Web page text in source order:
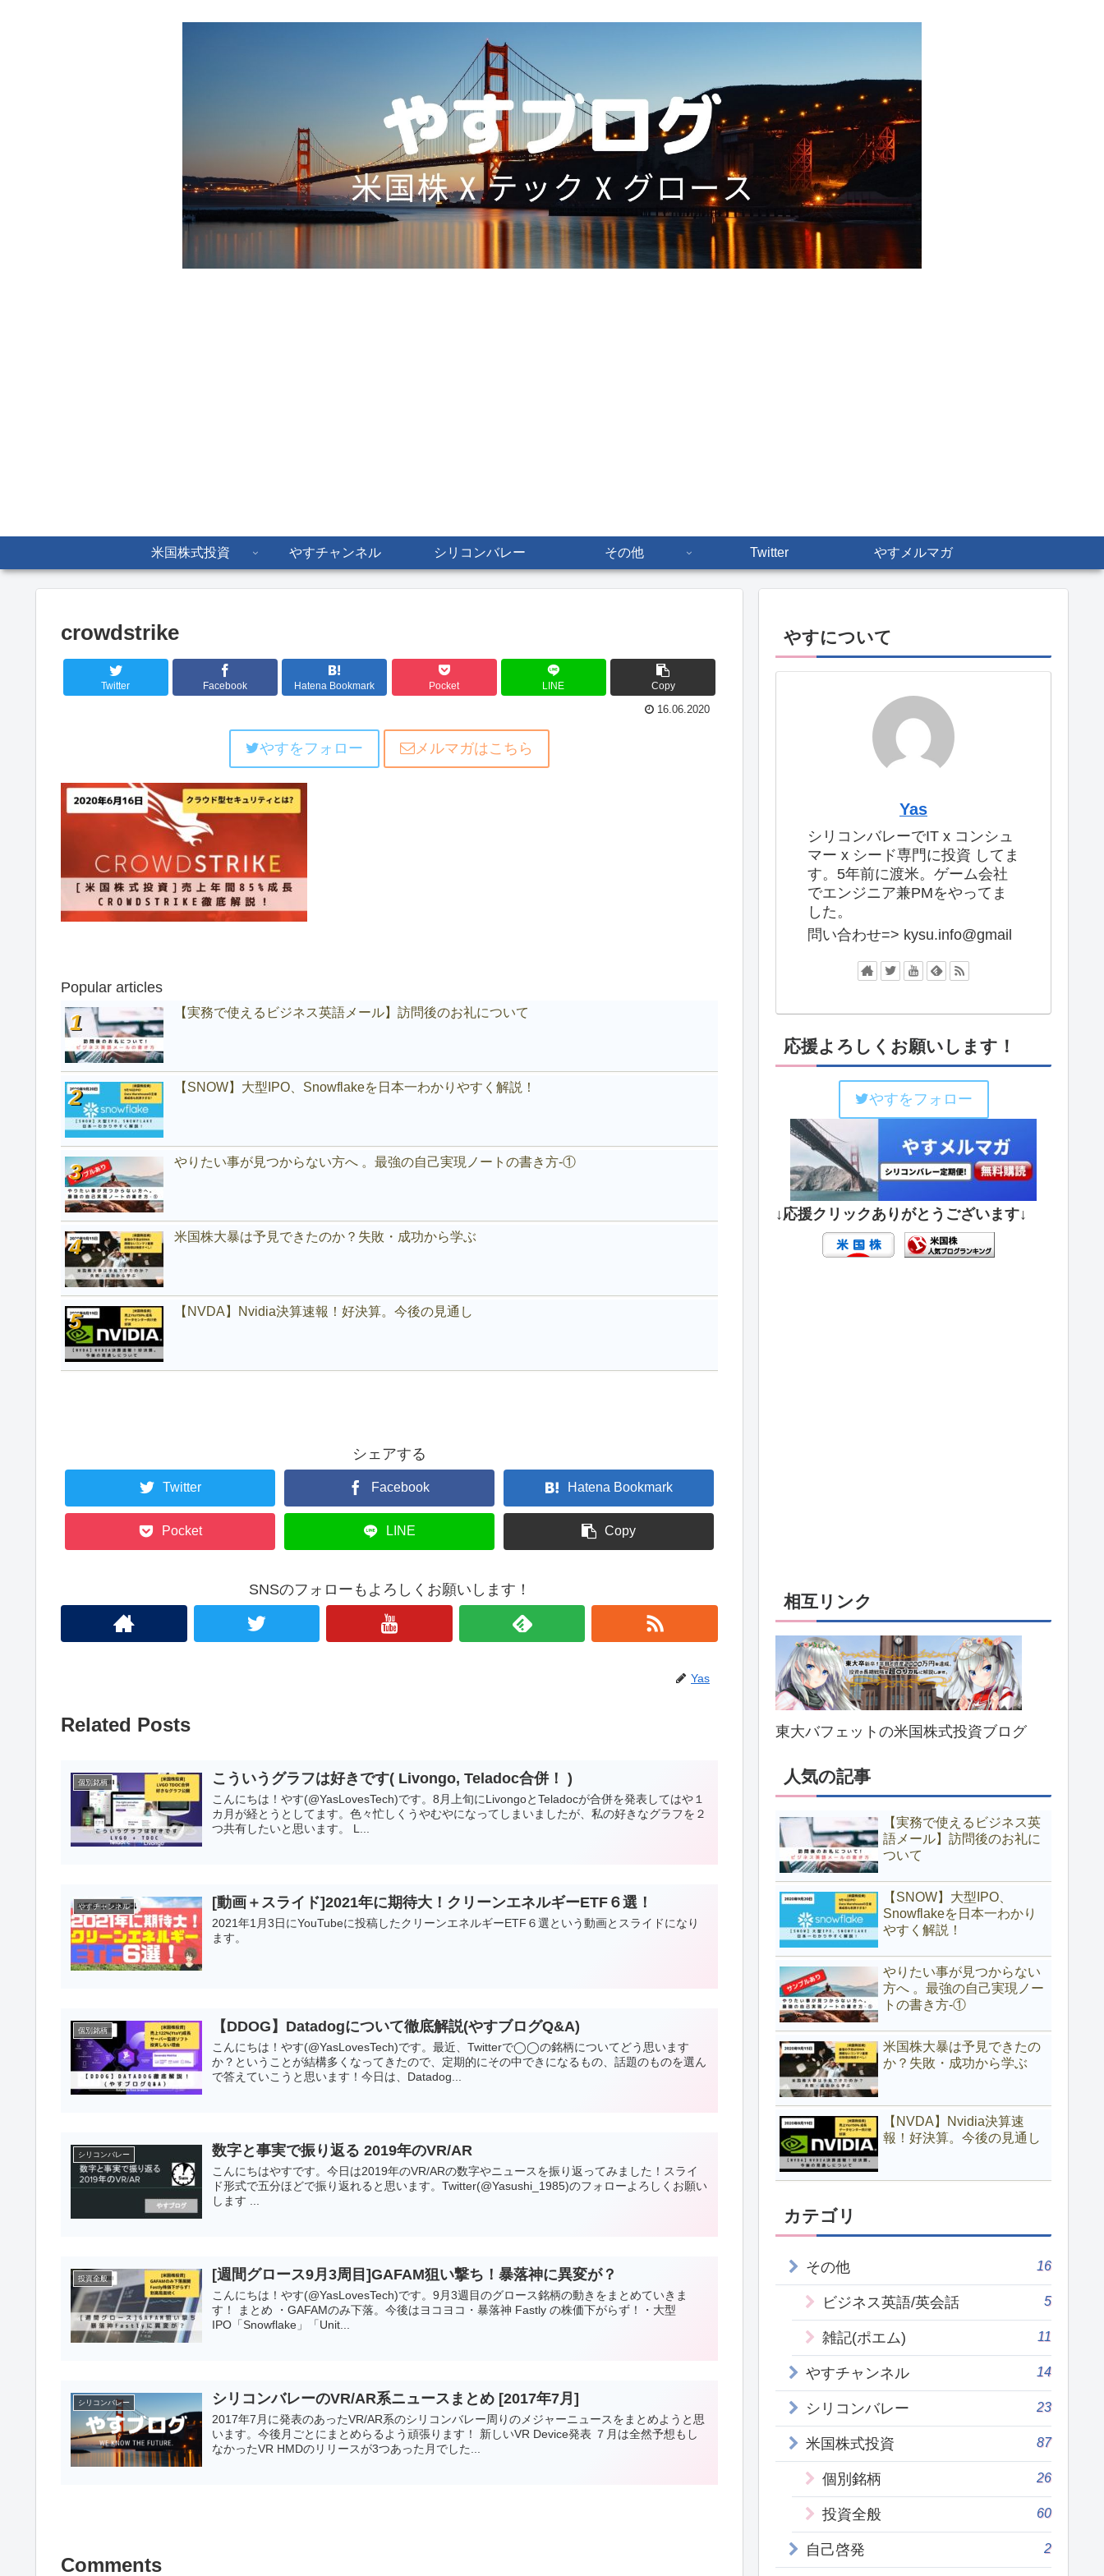
米国株式投資 やすチャンネル シリコンバレー その他 Twitter やすメルマガ
crowdstrike
Twitter Facebook Hatena Bookmark Pocket LINE Copy
16.06.2020
やすをフォロー メルマガはこちら
Popular articles
【実務で使えるビジネス英語メール】訪問後のお礼について
【SNOW】大型IPO、Snowflakeを日本一わかりやすく解説！
やりたい事が見つからない方へ 。最強の自己実現ノートの書き方-①
米国株大暴は予見できたのか？失敗・成功から学ぶ
【NVDA】Nvidia決算速報！好決算。今後の見通し
シェアする
Twitter Facebook Hatena Bookmark
Pocket LINE Copy
SNSのフォローもよろしくお願いします！
Yas
Related Posts
個別銘柄 こういうグラフは好きです( Livongo, Teladoc合併！ )
こんにちは！やす(@YasLovesTech)です。8月上旬にLivongoとTeladocが合併を発表してはや１
カ月が経とうとしてます。色々忙しくうやむやになってしまいましたが、私の好きなグラフを２
つ共有したいと思います。 L...
やすチャンネル [動画＋スライド]2021年に期待大！クリーンエネルギーETF６選！
2021年1月3日にYouTubeに投稿したクリーンエネルギーETF６選という動画とスライドになり
ます。
個別銘柄 【DDOG】Datadogについて徹底解説(やすブログQ&A)
こんにちは！やす(@YasLovesTech)です。最近、Twitterで◯◯の銘柄についてどう思います
か？ということが結構多くなってきたので、定期的にその中できになるもの、話題のものを選ん
で答えていこうと思います！今日は、Datadog...
シリコンバレー 数字と事実で振り返る 2019年のVR/AR
こんにちはやすです。今日は2019年のVR/ARの数字やニュースを振り返ってみました！スライ
ド形式で五分ほどで振り返れると思います。Twitter(@Yasushi_1985)のフォローよろしくお願い
します ...
投資全般 [週間グロース9月3周目]GAFAM狙い撃ち！暴落神に異変が？
こんにちは！やす(@YasLovesTech)です。9月3週目のグロース銘柄の動きをまとめていきま
す！ まとめ ・GAFAMのみ下落。今後はヨコヨコ・暴落神 Fastly の株価下がらず！・大型
IPO「Snowflake」「Unit...
シリコンバレー シリコンバレーのVR/AR系ニュースまとめ [2017年7月]
2017年7月に発表のあったVR/AR系のシリコンバレー周りのメジャーニュースをまとめようと思
います。今後月ごとにまとめらるよう頑張ります！ 新しいVR Device発表 ７月は全然予想もし
なかったVR HMDのリリースが3つあった月でした...
Comments
やすについて
Yas
シリコンバレーでIT x コンシュ
マー x シード専門に投資 してま
す。5年前に渡米。ゲーム会社
でエンジニア兼PMをやってま
した。
問い合わせ=> kysu.info@gmail
応援よろしくお願いします！
やすをフォロー
↓応援クリックありがとうございます↓
相互リンク
東大バフェットの米国株式投資ブログ
人気の記事
【実務で使えるビジネス英
語メール】訪問後のお礼に
ついて
【SNOW】大型IPO、
Snowflakeを日本一わかり
やすく解説！
やりたい事が見つからない
方へ 。最強の自己実現ノー
トの書き方-①
米国株大暴は予見できたの
か？失敗・成功から学ぶ
【NVDA】Nvidia決算速
報！好決算。今後の見通し
カテゴリ
その他 16
ビジネス英語/英会話 5
雑記(ポエム) 11
やすチャンネル 14
シリコンバレー 23
米国株式投資 87
個別銘柄 26
投資全般 60
自己啓発 2